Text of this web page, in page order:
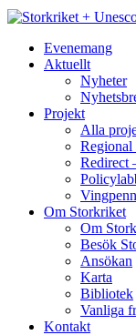
Evenemang
Aktuellt
Nyheter
Projekt
Alla
Regional
Redirect
Om Storkriket
Om
Besök
Ansökan
Karta
Bibliotek
Vanliga
Kontakt